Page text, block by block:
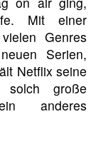
Mit einer
Genres
Serien,
Netflix seine
solch große
anderes